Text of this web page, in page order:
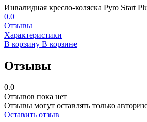
Инвалидная кресло-коляска Pyro Start
0.0
Отзывы
Характеристики
В корзину В корзине
Отзывы
0.0
Отзывов пока нет
Отзывы могут оставлять только
Оставить отзыв